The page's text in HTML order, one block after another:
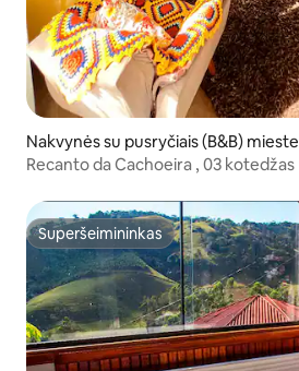
Nakvynės su pusryčiais (B&B) mieste
ucaia
Recanto da Cachoeira , 03 kotedžas
Superšeimininkas
Superšeimininkas